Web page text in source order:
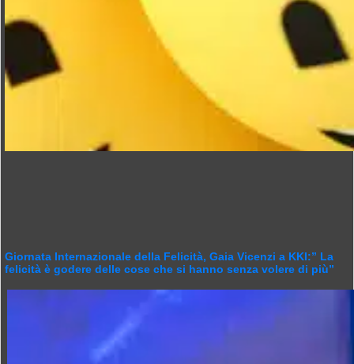
Giornata Internazionale della Felicità, Gaia Vicenzi a KKI:” La
felicità è godere delle cose che si hanno senza volere di più”